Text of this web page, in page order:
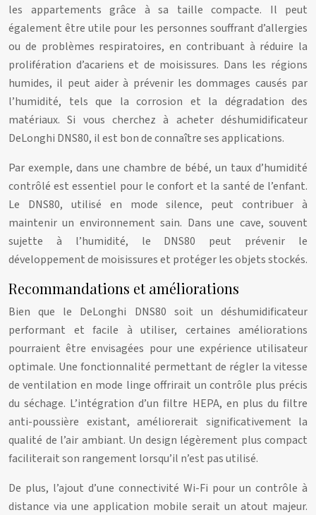
les appartements grâce à sa taille compacte. Il peut
également être utile pour les personnes souffrant d’allergies
ou de problèmes respiratoires, en contribuant à réduire la
prolifération d’acariens et de moisissures. Dans les régions
humides, il peut aider à prévenir les dommages causés par
l’humidité, tels que la corrosion et la dégradation des
matériaux. Si vous cherchez à acheter déshumidificateur
DeLonghi DNS80, il est bon de connaître ses applications.
Par exemple, dans une chambre de bébé, un taux d’humidité
contrôlé est essentiel pour le confort et la santé de l’enfant.
Le DNS80, utilisé en mode silence, peut contribuer à
maintenir un environnement sain. Dans une cave, souvent
sujette à l’humidité, le DNS80 peut prévenir le
développement de moisissures et protéger les objets stockés.
Recommandations et améliorations
Bien que le DeLonghi DNS80 soit un déshumidificateur
performant et facile à utiliser, certaines améliorations
pourraient être envisagées pour une expérience utilisateur
optimale. Une fonctionnalité permettant de régler la vitesse
de ventilation en mode linge offrirait un contrôle plus précis
du séchage. L’intégration d’un filtre HEPA, en plus du filtre
anti-poussière existant, améliorerait significativement la
qualité de l’air ambiant. Un design légèrement plus compact
faciliterait son rangement lorsqu’il n’est pas utilisé.
De plus, l’ajout d’une connectivité Wi-Fi pour un contrôle à
distance via une application mobile serait un atout majeur.